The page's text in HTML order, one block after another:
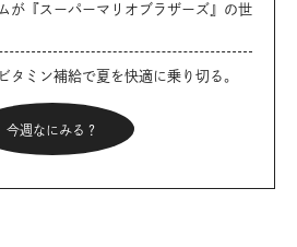
が『スーパーマリオブラザーズ』の世
タミン補給で夏を快適に乗り切る。
今週なにみる？